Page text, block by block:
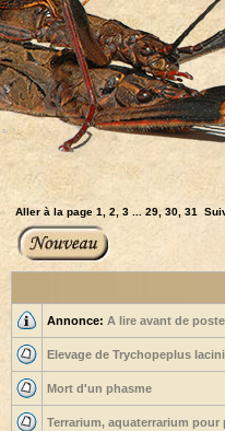
Aller à la page 1 2 3 ...29 30 31
Annonce: A lire avant de
Elevage de Trychopeplus
Mort d'un phasme
Terrarium, aquaterrarium pour